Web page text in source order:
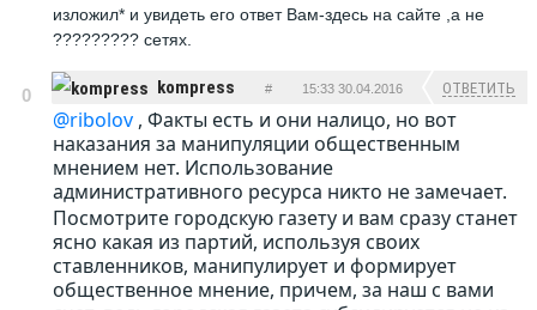
изложил* и увидеть его ответ Вам-здесь на сайте ,а не
????????? сетях.
0 kompress # 15:33 30.04.2016 ОТВЕТИТЬ
@ribolov , Факты есть и они налицо, но вот
наказания за манипуляции общественным
мнением нет. Использование
административного ресурса никто не замечает.
Посмотрите городскую газету и вам сразу станет
ясно какая из партий, используя своих
ставленников, манипулирует и формирует
общественное мнение, причем, за наш с вами